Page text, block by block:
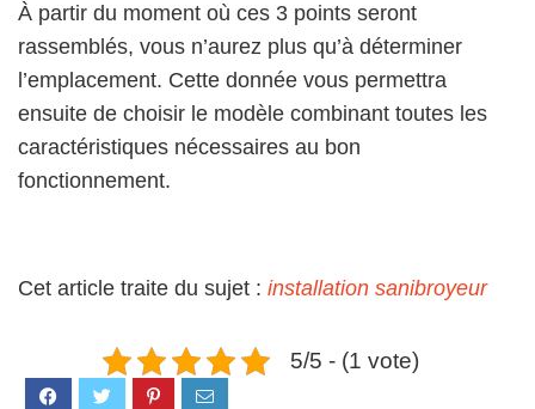
À partir du moment où ces 3 points seront
rassemblés, vous n’aurez plus qu’à déterminer
l’emplacement. Cette donnée vous permettra
ensuite de choisir le modèle combinant toutes les
caractéristiques nécessaires au bon
fonctionnement.
Cet article traite du sujet : installation sanibroyeur
5/5 - (1 vote)